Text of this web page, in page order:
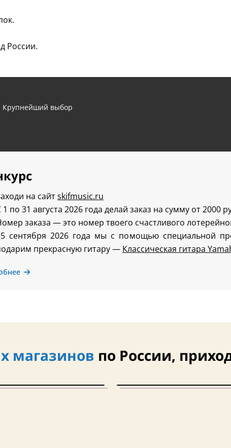
России.
Крупнейший выбор
на сайтskifmusic.ru
1 по 31 августа 2026 года делай заказ на сумму от 2000
заказа — это номер твоего счастливого
сентября 2026 года мы с помощью специальной
прекрасную гитару — Классическая гитара
магазинов по России,